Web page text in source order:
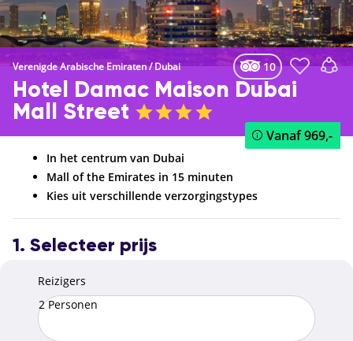
Verenigde Arabische Emiraten/Dubai 10
Hotel Damac Maison Dubai
Mall Street
Vanaf969,-
In het centrum van Dubai
Mall of the Emirates in 15 minuten
Kies uit verschillende verzorgingstypes
1. Selecteer prijs
Reizigers
2 Personen